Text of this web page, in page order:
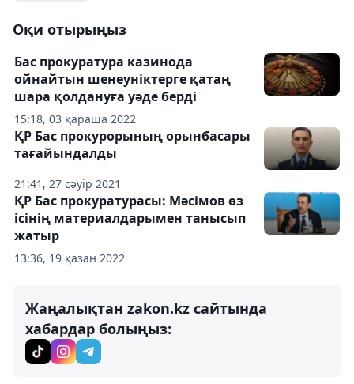
Оқи отырыңыз
15:18, 03 қараша 2022
Бас прокуратура казинода
ойнайтын шенеуніктерге қатаң
шара қолдануға уәде берді
21:41, 27 сәуір 2021
ҚР Бас прокурорының орынбасары
тағайындалды
13:36, 19 қазан 2022
ҚР Бас прокуратурасы: Мәсімов өз
ісінің материалдарымен танысып
жатыр
Жаңалықтан zakon.kz сайтында
хабардар болыңыз: